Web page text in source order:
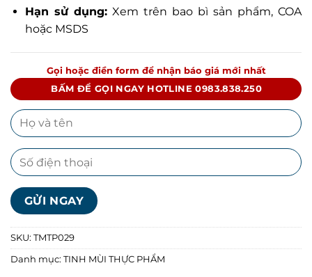
Hạn sử dụng:Xem trên bao bì sản phẩm, COA
hoặc MSDS
Gọi hoặc điền form để nhận báo giá mới nhất
BẤM ĐỂ GỌI NGAY HOTLINE 0983.838.250
SKU: TMTP029
Danh mục: TINH MÙI THỰC PHẨM